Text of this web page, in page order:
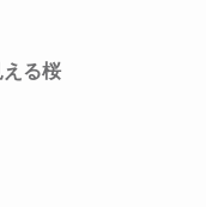
る桜